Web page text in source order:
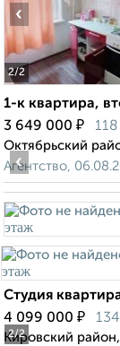
2/2
‹
1-к квартира,
3 649 000 ₽
Октябрьский
Агентство,
2/2
‹
Студия
4 099 000 ₽
Кировский